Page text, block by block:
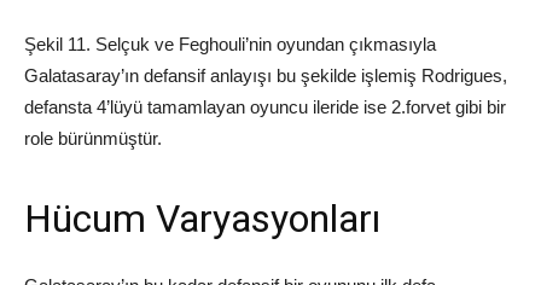
Şekil 11. Selçuk ve Feghouli’nin oyundan çıkmasıyla
Galatasaray’ın defansif anlayışı bu şekilde işlemiş Rodrigues,
defansta 4’lüyü tamamlayan oyuncu ileride ise 2.forvet gibi bir
role bürünmüştür.
Hücum Varyasyonları